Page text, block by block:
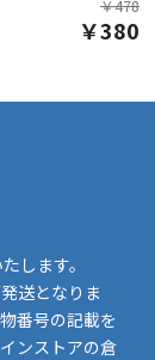
￥478
￥380
します。
送となりま
番号の記載を
ンストアの倉